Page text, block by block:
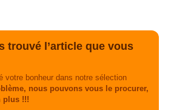
trouvé l’article que vous
votre bonheur dans notre sélection
nous pouvons vous le procurer,
plus !!!